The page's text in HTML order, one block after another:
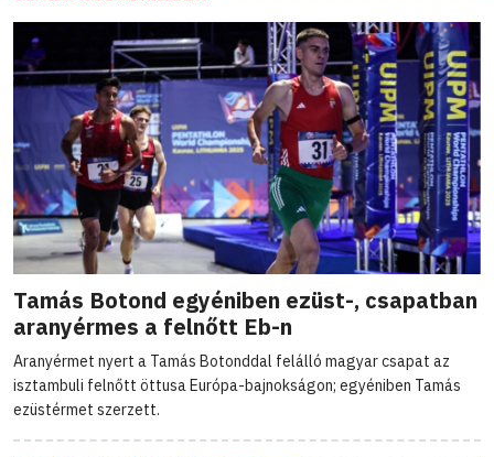
Tamás Botond egyéniben ezüst-, csapatban
aranyérmes a felnőtt Eb-n
Aranyérmet nyert a Tamás Botonddal felálló magyar csapat az
isztambuli felnőtt öttusa Európa-bajnokságon; egyéniben Tamás
ezüstérmet szerzett.